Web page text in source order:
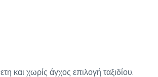
και χωρίς άγχος επιλογή ταξιδίου.